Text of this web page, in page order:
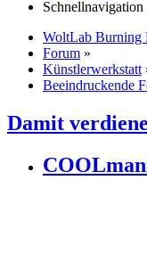
Schnellnavigation
WoltLab Burning
Forum »
Künstlerwerkstatt
Beeindruckende
Damit